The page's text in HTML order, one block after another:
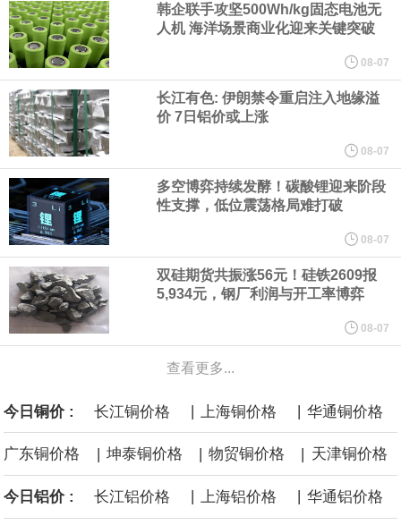
所做的工作“非常满意”。特朗普在社交媒体上发帖称，一些媒体有关
他与赫格塞思就弹药短缺问题发生冲突的报道是“完全没有根据的谣
言”，他对赫格塞思所做的工作“非常满意”。
纽约期银突破64美元/盎司，日内涨3.91%。
据报道，威刚近日在法说会上表示，在需求增加、价格走高及货源
稳定的三大有利因素带动下，预期第3季度营运将优于第2季度，并
进一步扩大全年营运成果。
美国国会预算办公室（CBO）于当地时间5日发布报告称，美国海军
计划建造的15艘核动力“特朗普级”（Trump-class）战列舰，从研发
到采购的总费用可能高达2750亿美元，为美国有史以来最昂贵的水
面战舰项目之一。 根据CBO的初步估算，首舰造价约234亿美元，
后续14艘平均每艘约180亿美元。
韩企联手攻坚500Wh/kg固态电池无
人机 海洋场景商业化迎来关键突破
08-07
长江有色: 伊朗禁令重启注入地缘溢
价 7日铝价或上涨
08-07
多空博弈持续发酵！碳酸锂迎来阶段
性支撑，低位震荡格局难打破
08-07
双硅期货共振涨56元！硅铁2609报
5,934元，钢厂利润与开工率博弈
08-07
查看更多...
今日铜价 : 长江铜价格 | 上海铜价格 | 华通铜价格
广东铜价格 | 坤泰铜价格 | 物贸铜价格 | 天津铜价格
今日铝价 : 长江铝价格 上海铝价格 华通铝价格